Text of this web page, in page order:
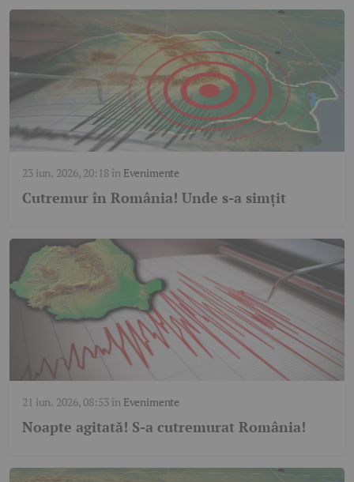
23 iun. 2026, 20:18în Evenimente
Cutremur în România! Unde s-a simțit
21 iun. 2026, 08:53în Evenimente
Noapte agitată! S-a cutremurat România!